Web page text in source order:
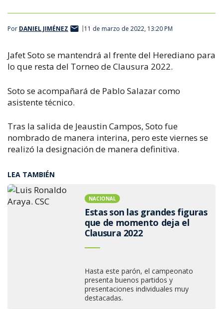
Por DANIEL JIMÉNEZ 11 de marzo de 2022, 13:20 PM
Jafet Soto se mantendrá al frente del Herediano para
lo que resta del Torneo de Clausura 2022.
Soto se acompañará de Pablo Salazar como
asistente técnico.
Tras la salida de Jeaustin Campos, Soto fue
nombrado de manera interina, pero este viernes se
realizó la designación de manera definitiva.
LEA TAMBIÉN
NACIONAL
Estas son las grandes figuras
que de momento deja el
Clausura 2022
Hasta este parón, el campeonato
presenta buenos partidos y
presentaciones individuales muy
destacadas.